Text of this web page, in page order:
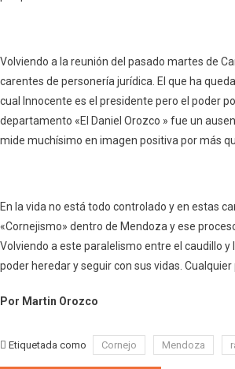
Volviendo a la reunión del pasado martes de
carentes de personería jurídica. El que ha
cual Innocente es el presidente pero el poder
departamento «El Daniel Orozco » fue un
mide muchísimo en imagen positiva por más
En la vida no está todo controlado y en estas
«Cornejismo» dentro de Mendoza y ese
Volviendo a este paralelismo entre el caudillo
poder heredar y seguir con sus vidas.
Por Martin Orozco
Etiquetada como Cornejo Mendoza